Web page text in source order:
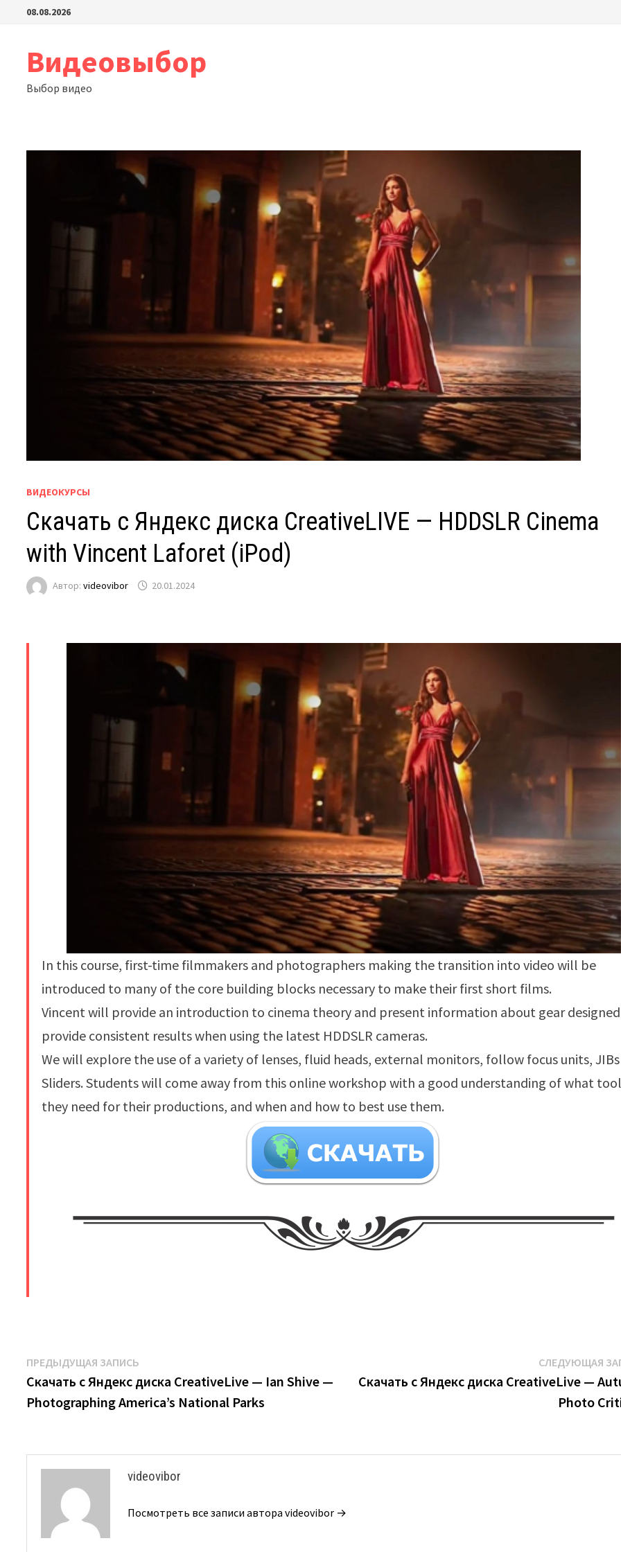
Перейти08.08.2026
Видеовыбор
Выбор видео
ВИДЕОКУРСЫ
Скачать с Яндекс диска CreativeLIVE — HDDSLR Cinema
with Vincent Laforet (iPod)
Автор:videovibor 20.01.2024
In this course, first-time filmmakers and photographers making the transition into video will be
introduced to many of the core building blocks necessary to make their first short films.
Vincent will provide an introduction to cinema theory and present information about gear
provide consistent results when using the latest HDDSLR cameras.
We will explore the use of a variety of lenses, fluid heads, external monitors, follow focus units,
Sliders. Students will come away from this online workshop with a good understanding of what
they need for their productions, and when and how to best use them.
Навигация
по
записям
ПРЕДЫДУЩАЯ ЗАПИСЬ
запись:
Скачать с Яндекс диска CreativeLive — Ian Shive —
Photographing America’s National Parks
СЛЕДУЮЩАЯ
Скачать с Яндекс диска CreativeLive —
Photo
videovibor
Посмотреть все записи автора videovibor →